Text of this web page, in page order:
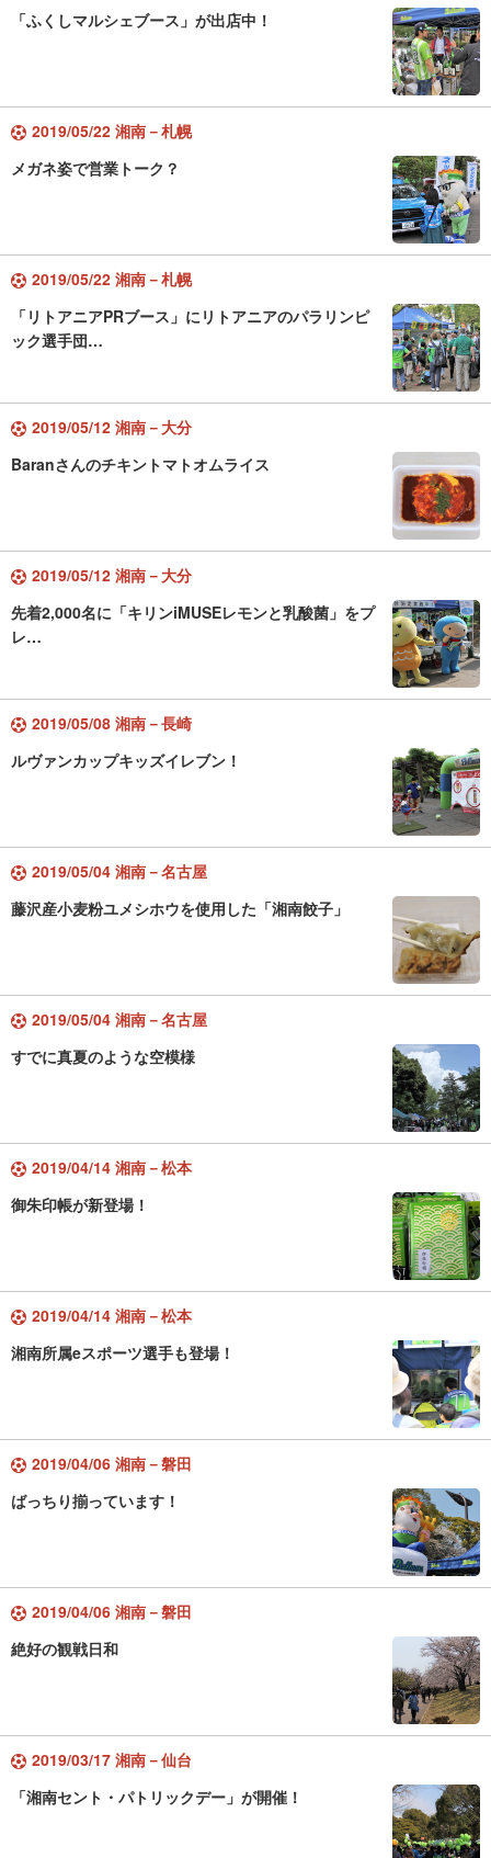
「ふくしマルシェブース」が出店中！
2019/05/22 湘南－札幌
メガネ姿で営業トーク？
2019/05/22 湘南－札幌
「リトアニアPRブース」にリトアニアのパラリンピ
ック選手団…
2019/05/12 湘南－大分
Baranさんのチキントマトオムライス
2019/05/12 湘南－大分
先着2,000名に「キリンiMUSEレモンと乳酸菌」をプ
レ…
2019/05/08 湘南－長崎
ルヴァンカップキッズイレブン！
2019/05/04 湘南－名古屋
藤沢産小麦粉ユメシホウを使用した「湘南餃子」
2019/05/04 湘南－名古屋
すでに真夏のような空模様
2019/04/14 湘南－松本
御朱印帳が新登場！
2019/04/14 湘南－松本
湘南所属eスポーツ選手も登場！
2019/04/06 湘南－磐田
ばっちり揃っています！
2019/04/06 湘南－磐田
絶好の観戦日和
2019/03/17 湘南－仙台
「湘南セント・パトリックデー」が開催！